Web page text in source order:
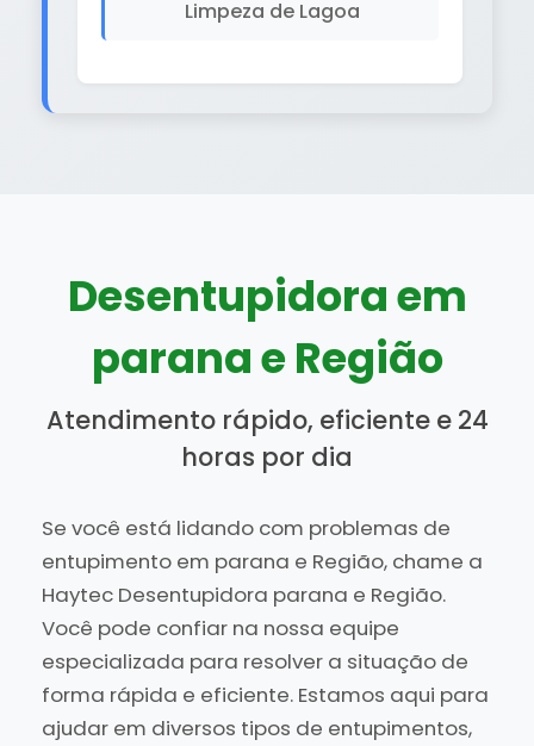
Limpeza de Lagoa
Desentupidora em
parana e Região
Atendimento rápido, eficiente e 24
horas por dia
Se você está lidando com problemas de
entupimento em parana e Região, chame a
Haytec Desentupidora parana e Região.
Você pode confiar na nossa equipe
especializada para resolver a situação de
forma rápida e eficiente. Estamos aqui para
ajudar em diversos tipos de entupimentos,